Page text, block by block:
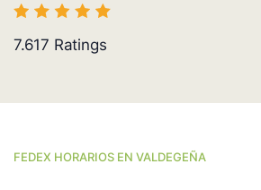
7.617 Ratings
FEDEX HORARIOS EN VALDEGEÑA